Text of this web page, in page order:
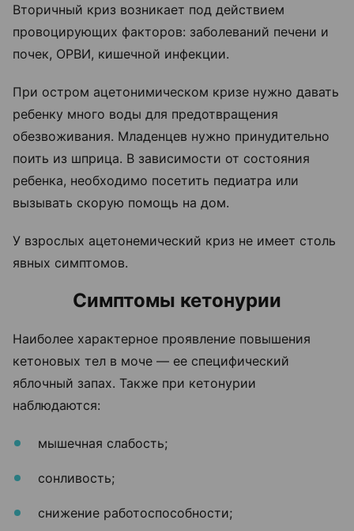
Вторичный криз возникает под действием
провоцирующих факторов: заболеваний печени и
почек, ОРВИ, кишечной инфекции.
При остром ацетонимическом кризе нужно давать
ребенку много воды для предотвращения
обезвоживания. Младенцев нужно принудительно
поить из шприца. В зависимости от состояния
ребенка, необходимо посетить педиатра или
вызывать скорую помощь на дом.
У взрослых ацетонемический криз не имеет столь
явных симптомов.
Симптомы кетонурии
Наиболее характерное проявление повышения
кетоновых тел в моче — ее специфический
яблочный запах. Также при кетонурии
наблюдаются:
мышечная слабость;
сонливость;
снижение работоспособности;